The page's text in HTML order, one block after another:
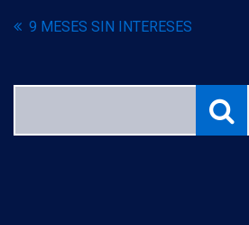
9 MESES SIN INTERESES